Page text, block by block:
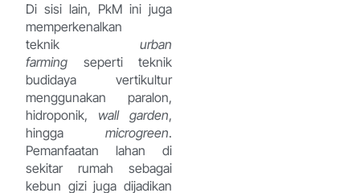
Di sisi lain, PkM ini juga
memperkenalkan
teknik urban
farming seperti teknik
budidaya vertikultur
menggunakan paralon,
hidroponik, wall garden,
hingga microgreen.
Pemanfaatan lahan di
sekitar rumah sebagai
kebun gizi juga dijadikan